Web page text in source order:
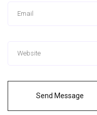
Send Message